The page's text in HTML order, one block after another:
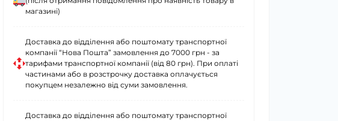
магазині)
Доставка до відділення або поштомату транспортної
компанії “Нова Пошта” замовлення до 7000 грн - за
тарифами транспортної компанії (від 80 грн). При оплаті
частинами або в розстрочку доставка оплачується
покупцем незалежно від суми замовлення.
Доставка до відділення або поштомату транспортної